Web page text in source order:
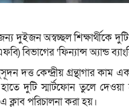
দুইজন অস্বচ্ছল শিক্ষার্থীকে
বিভাগের ‘ফিন্যান্স অ্যান্ড
কেন্দ্রীয় গ্রন্থাগার কাম
দুটি স্মার্টফোন তুলে দেওয়া
ক্লাব পরিচালনা করা হয়।